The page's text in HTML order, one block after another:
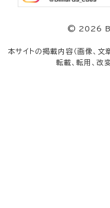
© 2026
本サイトの掲載内容（画像、文
転載、転用、改